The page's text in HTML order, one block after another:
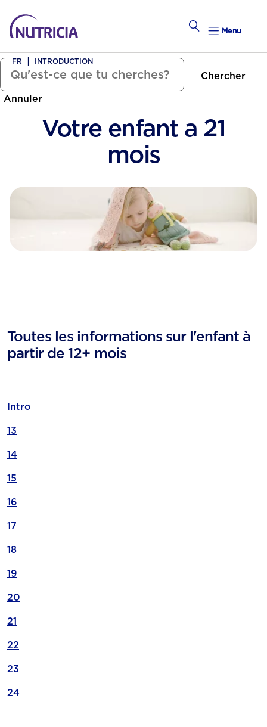
Tomber Enceinte
Menu
Chercher
Annuler
Votre enfant a 21
mois
FR INTRODUCTION
Toutes les informations sur l'enfant à
partir de 12+ mois
Intro
13
14
15
16
17
18
19
20
21
22
23
24